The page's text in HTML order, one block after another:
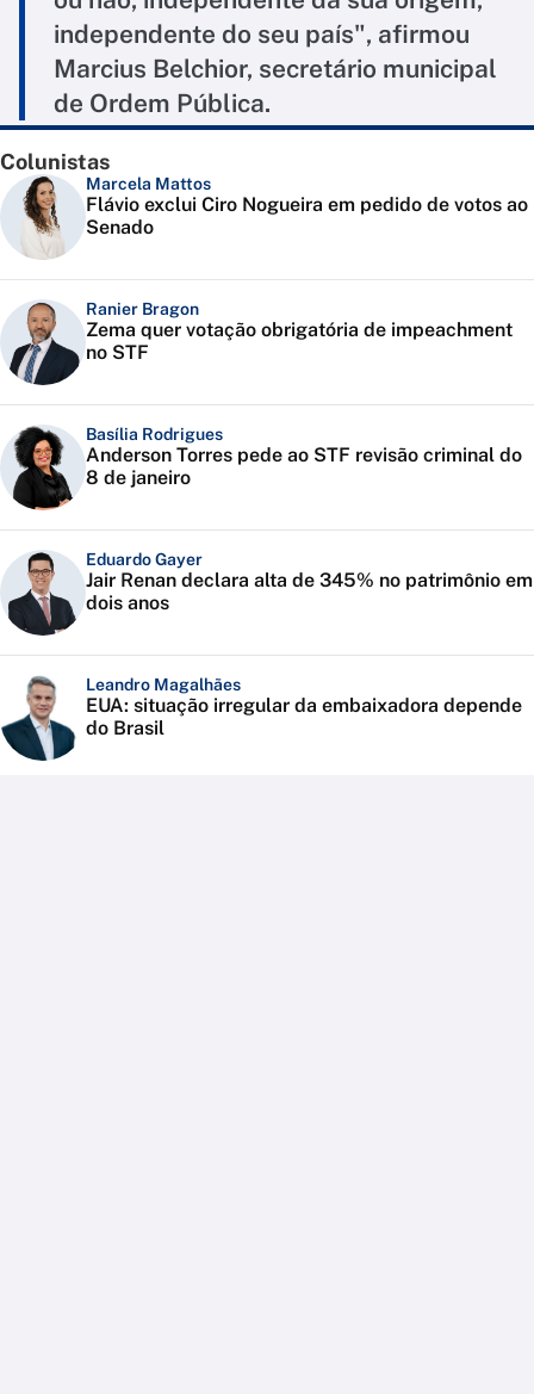
independente do seu país", afirmou
Marcius Belchior, secretário municipal
de Ordem Pública.
Colunistas
Marcela Mattos
Flávio exclui Ciro Nogueira em pedido de votos ao
Senado
Ranier Bragon
Zema quer votação obrigatória de impeachment
no STF
Basília Rodrigues
Anderson Torres pede ao STF revisão criminal do
8 de janeiro
Eduardo Gayer
Jair Renan declara alta de 345% no patrimônio em
dois anos
Leandro Magalhães
EUA: situação irregular da embaixadora depende
do Brasil